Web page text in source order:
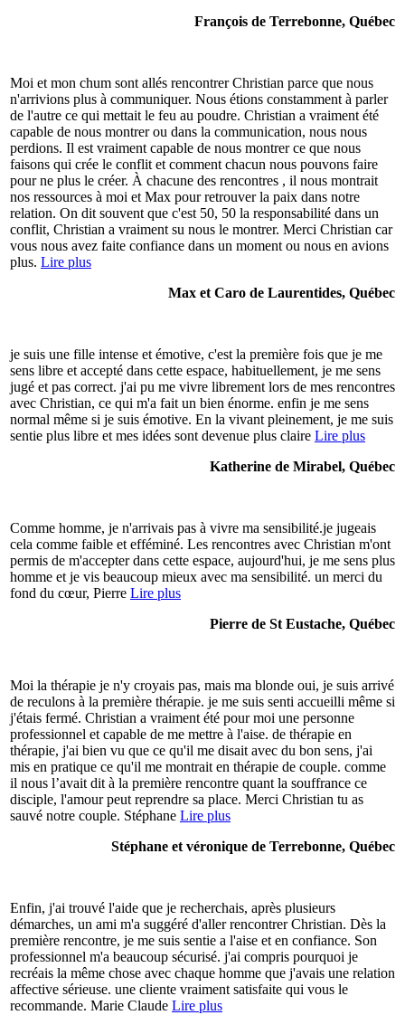
François de Terrebonne, Québec
Moi et mon chum sont allés rencontrer Christian parce que nous
n'arrivions plus à communiquer. Nous étions constamment à parler
de l'autre ce qui mettait le feu au poudre. Christian a vraiment été
capable de nous montrer ou dans la communication, nous nous
perdions. Il est vraiment capable de nous montrer ce que nous
faisons qui crée le conflit et comment chacun nous pouvons faire
pour ne plus le créer. À chacune des rencontres , il nous montrait
nos ressources à moi et Max pour retrouver la paix dans notre
relation. On dit souvent que c'est 50, 50 la responsabilité dans un
conflit, Christian a vraiment su nous le montrer. Merci Christian car
vous nous avez faite confiance dans un moment ou nous en avions
plus. Lire plus
Max et Caro de Laurentides, Québec
je suis une fille intense et émotive, c'est la première fois que je me
sens libre et accepté dans cette espace, habituellement, je me sens
jugé et pas correct. j'ai pu me vivre librement lors de mes rencontres
avec Christian, ce qui m'a fait un bien énorme. enfin je me sens
normal même si je suis émotive. En la vivant pleinement, je me suis
sentie plus libre et mes idées sont devenue plus claire Lire plus
Katherine de Mirabel, Québec
Comme homme, je n'arrivais pas à vivre ma sensibilité.je jugeais
cela comme faible et efféminé. Les rencontres avec Christian m'ont
permis de m'accepter dans cette espace, aujourd'hui, je me sens plus
homme et je vis beaucoup mieux avec ma sensibilité. un merci du
fond du cœur, Pierre Lire plus
Pierre de St Eustache, Québec
Moi la thérapie je n'y croyais pas, mais ma blonde oui, je suis arrivé
de reculons à la première thérapie. je me suis senti accueilli même si
j'étais fermé. Christian a vraiment été pour moi une personne
professionnel et capable de me mettre à l'aise. de thérapie en
thérapie, j'ai bien vu que ce qu'il me disait avec du bon sens, j'ai
mis en pratique ce qu'il me montrait en thérapie de couple. comme
il nous l’avait dit à la première rencontre quant la souffrance ce
disciple, l'amour peut reprendre sa place. Merci Christian tu as
sauvé notre couple. Stéphane Lire plus
Stéphane et véronique de Terrebonne, Québec
Enfin, j'ai trouvé l'aide que je recherchais, après plusieurs
démarches, un ami m'a suggéré d'aller rencontrer Christian. Dès la
première rencontre, je me suis sentie a l'aise et en confiance. Son
professionnel m'a beaucoup sécurisé. j'ai compris pourquoi je
recréais la même chose avec chaque homme que j'avais une relation
affective sérieuse. une cliente vraiment satisfaite qui vous le
recommande. Marie Claude Lire plus